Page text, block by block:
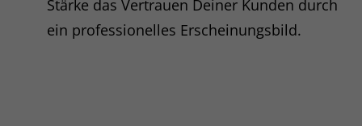
Stärke das Vertrauen Deiner Kunden durch
ein professionelles Erscheinungsbild.
Drittlandtransfer. Profilbildung nur
auf Unternehmensebene;